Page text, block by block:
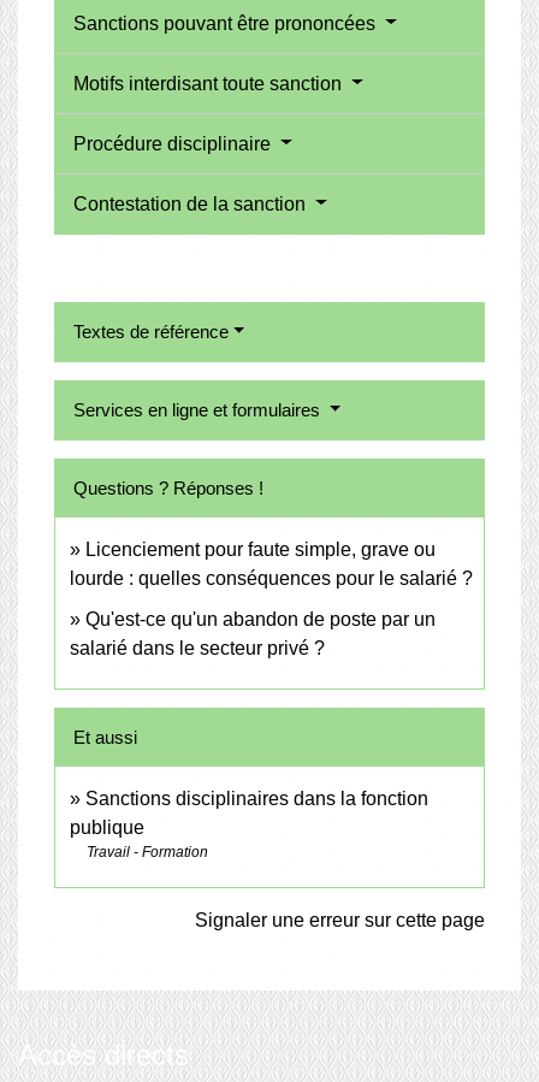
Sanctions pouvant être prononcées
Motifs interdisant toute sanction
Procédure disciplinaire
Contestation de la sanction
Textes de référence
Services en ligne et formulaires
Questions ? Réponses !
Licenciement pour faute simple, grave ou
lourde : quelles conséquences pour le salarié ?
Qu'est-ce qu'un abandon de poste par un
salarié dans le secteur privé ?
Et aussi
Sanctions disciplinaires dans la fonction
publique
Travail - Formation
Signaler une erreur sur cette page
Accès directs